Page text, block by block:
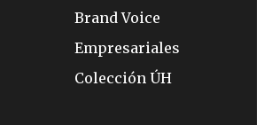
Brand Voice
Empresariales
Colección ÚH